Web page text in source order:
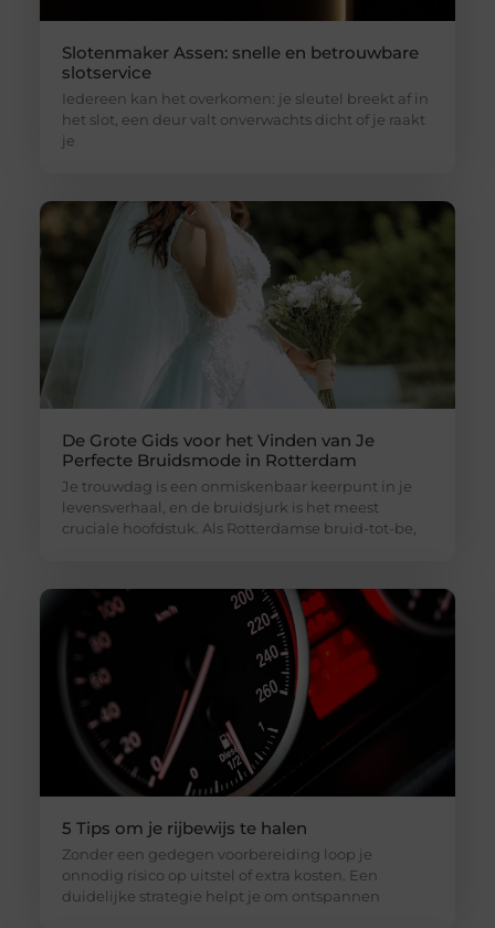
Slotenmaker Assen: snelle en betrouwbare
slotservice
Iedereen kan het overkomen: je sleutel breekt af in
het slot, een deur valt onverwachts dicht of je raakt
je
De Grote Gids voor het Vinden van Je
Perfecte Bruidsmode in Rotterdam
Je trouwdag is een onmiskenbaar keerpunt in je
levensverhaal, en de bruidsjurk is het meest
cruciale hoofdstuk. Als Rotterdamse bruid-tot-be,
5 Tips om je rijbewijs te halen
Zonder een gedegen voorbereiding loop je
onnodig risico op uitstel of extra kosten. Een
duidelijke strategie helpt je om ontspannen